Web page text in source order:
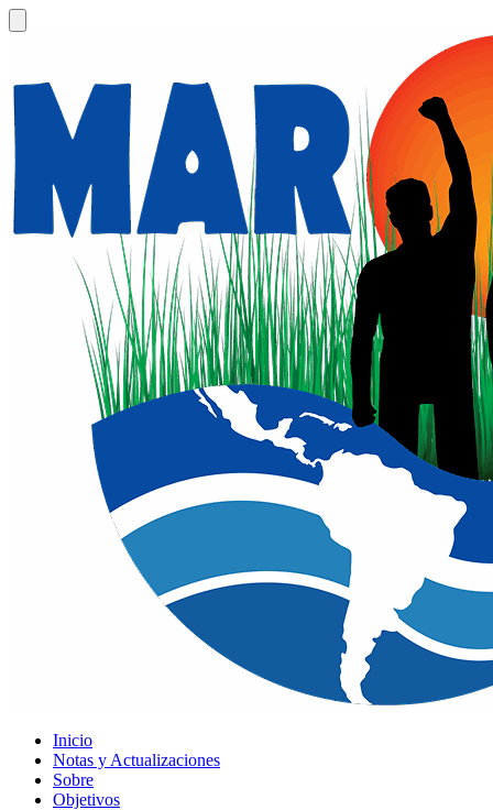
Inicio
Notas y Actualizaciones
Sobre
Objetivos